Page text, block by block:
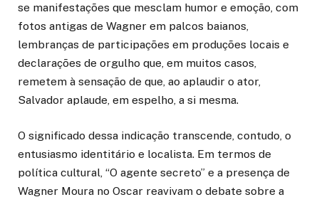
se manifestações que mesclam humor e emoção, com
fotos antigas de Wagner em palcos baianos,
lembranças de participações em produções locais e
declarações de orgulho que, em muitos casos,
remetem à sensação de que, ao aplaudir o ator,
Salvador aplaude, em espelho, a si mesma.
O significado dessa indicação transcende, contudo, o
entusiasmo identitário e localista. Em termos de
política cultural, “O agente secreto” e a presença de
Wagner Moura no Oscar reavivam o debate sobre a